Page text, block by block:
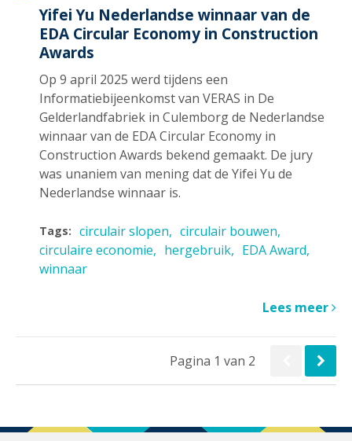
Yifei Yu Nederlandse winnaar van de
EDA Circular Economy in Construction
Awards
Op 9 april 2025 werd tijdens een
Informatiebijeenkomst van VERAS in De
Gelderlandfabriek in Culemborg de Nederlandse
winnaar van de EDA Circular Economy in
Construction Awards bekend gemaakt. De jury
was unaniem van mening dat de Yifei Yu de
Nederlandse winnaar is.
Tags: circulair slopen
circulair bouwen
circulaire economie
hergebruik
EDA Award
winnaar
Lees meer
Pagina 1 van 2